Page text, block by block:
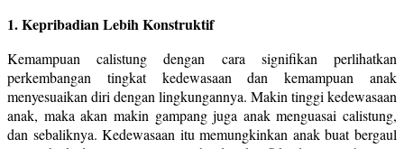
1. Kepribadian Lebih Konstruktif
Kemampuan calistung dengan cara signifikan perlihatkan
perkembangan tingkat kedewasaan dan kemampuan anak
menyesuaikan diri dengan lingkungannya. Makin tinggi kedewasaan
anak, maka akan makin gampang juga anak menguasai calistung,
dan sebaliknya. Kedewasaan itu memungkinkan anak buat bergaul